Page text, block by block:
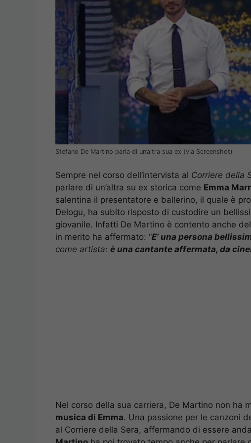
Stefano De Martino parla di un’altra sua ex (via Screenshot)
Sempre nel corso dell’intervista al Corriere della
parlare di un’altra su ex storica come Emma
salentina il presentatore e ballerino, il quale è
Delogu, ha subito risposto di custodire un
giovanile. Infatti De Martino è contento anche
in merito ha affermato: “E’ una persona
come artista: è una cantante affermata, da
Nel corso della sua carriera, De Martino non ha
musica di Emma. Una passione per le canzoni
al Corriere della Sera, affermando di essere